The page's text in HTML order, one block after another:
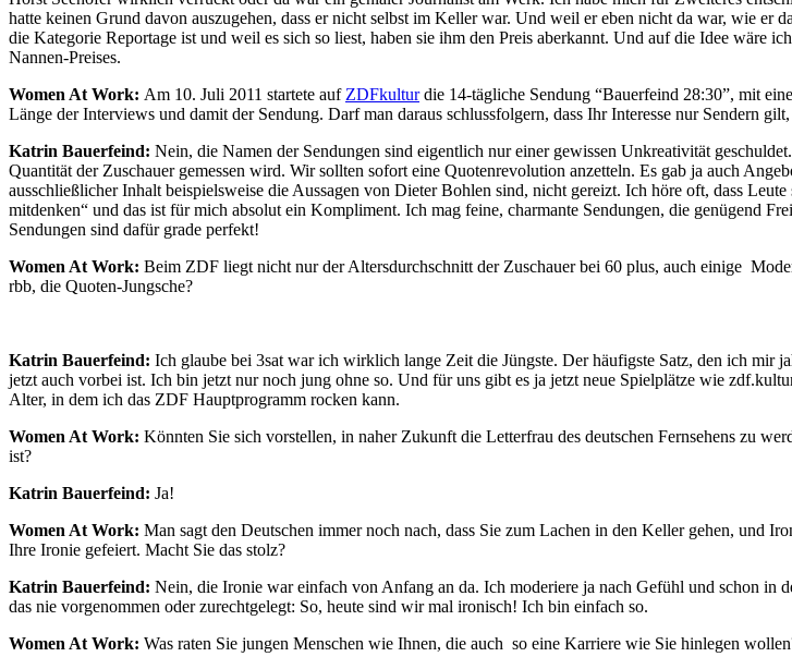
hatte keinen Grund davon auszugehen, dass er nicht selbst im Keller war. Und weil er eben nicht da war, wie er
die Kategorie Reportage ist und weil es sich so liest, haben sie ihm den Preis aberkannt. Und auf die Idee wäre
Nannen-Preises.
Women At Work: Am 10. Juli 2011 startete auf ZDFkulturdie 14-tägliche Sendung “Bauerfeind 28:30”, mit
Länge der Interviews und damit der Sendung. Darf man daraus schlussfolgern, dass Ihr Interesse nur Sendern
Katrin Bauerfeind: Nein, die Namen der Sendungen sind eigentlich nur einer gewissen Unkreativität
Quantität der Zuschauer gemessen wird. Wir sollten sofort eine Quotenrevolution anzetteln. Es gab ja auch
ausschließlicher Inhalt beispielsweise die Aussagen von Dieter Bohlen sind, nicht gereizt. Ich höre oft, dass
mitdenken“ und das ist für mich absolut ein Kompliment. Ich mag feine, charmante Sendungen, die genügend
Sendungen sind dafür grade perfekt!
Women At Work: Beim ZDF liegt nicht nur der Altersdurchschnitt der Zuschauer bei 60 plus, auch einige
rbb, die Quoten-Jungsche?
Katrin Bauerfeind: Ich glaube bei 3sat war ich wirklich lange Zeit die Jüngste. Der häufigste Satz, den ich mir
jetzt auch vorbei ist. Ich bin jetzt nur noch jung ohne so. Und für uns gibt es ja jetzt neue Spielplätze wie
Alter, in dem ich das ZDF Hauptprogramm rocken kann.
Women At Work: Könnten Sie sich vorstellen, in naher Zukunft die Letterfrau des deutschen Fernsehens zu
ist?
Katrin Bauerfeind: Ja!
Women At Work: Man sagt den Deutschen immer noch nach, dass Sie zum Lachen in den Keller gehen, und
Ihre Ironie gefeiert. Macht Sie das stolz?
Katrin Bauerfeind: Nein, die Ironie war einfach von Anfang an da. Ich moderiere ja nach Gefühl und schon in
das nie vorgenommen oder zurechtgelegt: So, heute sind wir mal ironisch! Ich bin einfach so.
Women At Work: Was raten Sie jungen Menschen wie Ihnen, die auch so eine Karriere wie Sie hinlegen